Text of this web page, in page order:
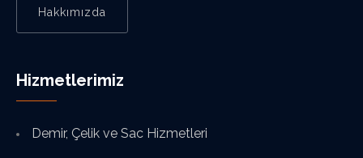
Hakkımızda
Hizmetlerimiz
Demir, Çelik ve Sac Hizmetleri